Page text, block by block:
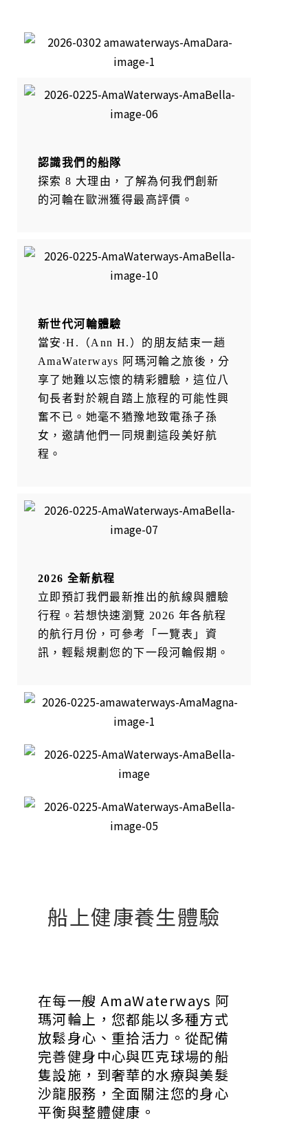
認識我們的船隊
探索 8 大理由，了解為何我們創新
的河輪在歐洲獲得最高評價。
新世代河輪體驗
當安·H.（Ann H.）的朋友結束一趟
AmaWaterways 阿瑪河輪之旅後，分
享了她難以忘懷的精彩體驗，這位八
旬長者對於親自踏上旅程的可能性興
奮不已。她毫不猶豫地致電孫子孫
女，邀請他們一同規劃這段美好航
程。
2026 全新航程
立即預訂我們最新推出的航線與體驗
行程。若想快速瀏覽 2026 年各航程
的航行月份，可參考「一覽表」資
訊，輕鬆規劃您的下一段河輪假期。
船上健康養生體驗
在每一艘 AmaWaterways 阿
瑪河輪上，您都能以多種方式
放鬆身心、重拾活力。從配備
完善健身中心與匹克球場的船
隻設施，到奢華的水療與美髮
沙龍服務，全面關注您的身心
平衡與整體健康。